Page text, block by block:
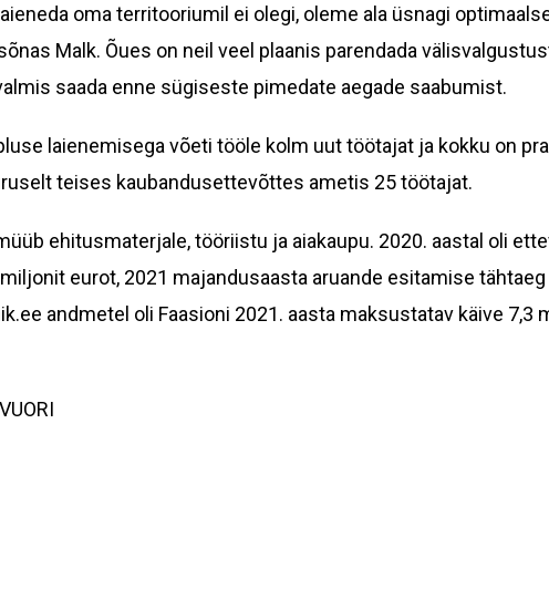
oma territooriumil ei olegi, oleme ala üsnagi
Malk. Õues on neil veel plaanis parendada
saada enne sügiseste pimedate aegade saabumist.
laienemisega võeti tööle kolm uut töötajat ja kokku on
teises kaubandusettevõttes ametis 25 töötajat.
ehitusmaterjale, tööriistu ja aiakaupu. 2020. aastal oli
eurot, 2021 majandusaasta aruande esitamise tähtaeg
andmetel oli Faasioni 2021. aasta maksustatav käive 7,3